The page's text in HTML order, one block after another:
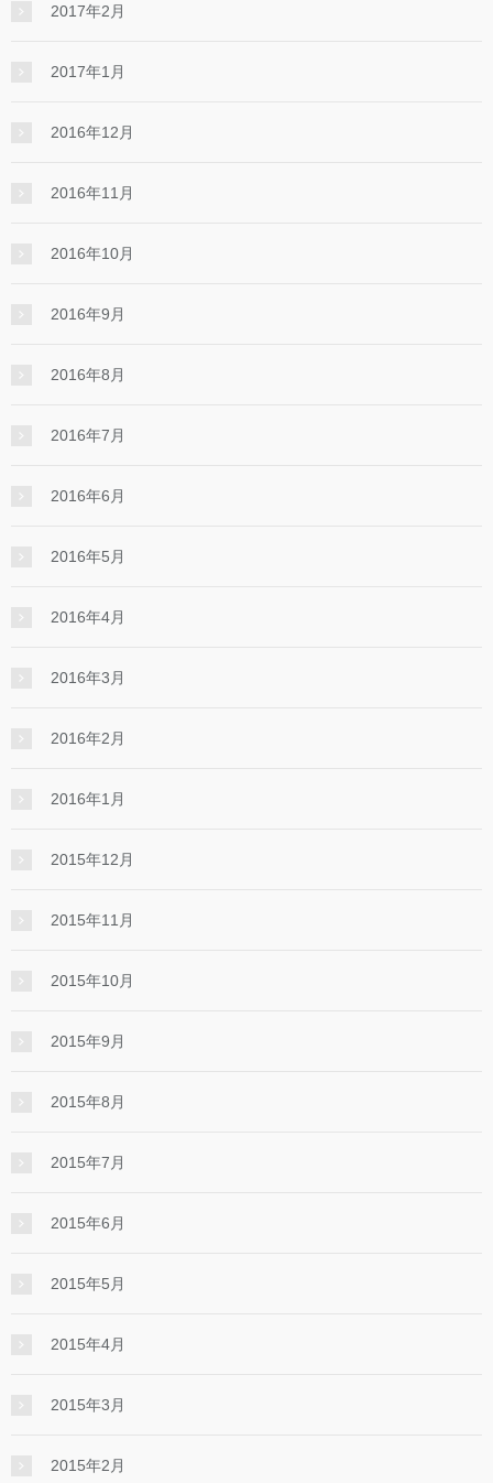
2017年2月
2017年1月
2016年12月
2016年11月
2016年10月
2016年9月
2016年8月
2016年7月
2016年6月
2016年5月
2016年4月
2016年3月
2016年2月
2016年1月
2015年12月
2015年11月
2015年10月
2015年9月
2015年8月
2015年7月
2015年6月
2015年5月
2015年4月
2015年3月
2015年2月